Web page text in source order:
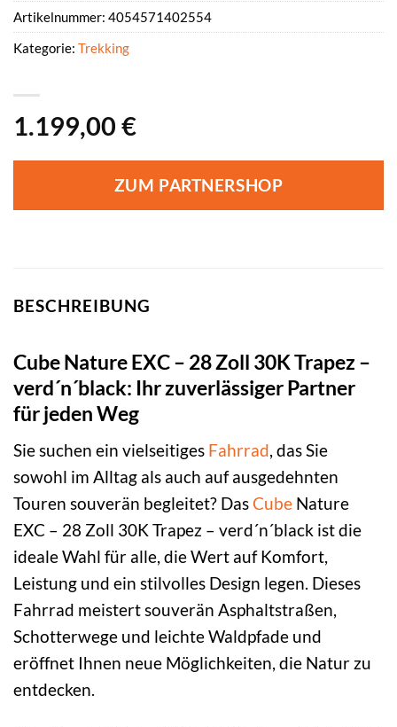
1.199,00 €
ZUM PARTNERSHOP
Artikelnummer: 4054571402554
Kategorie: Trekking
BESCHREIBUNG
Cube Nature EXC – 28 Zoll 30K Trapez –
verd´n´black: Ihr zuverlässiger Partner
für jeden Weg
Sie suchen ein vielseitiges Fahrrad, das Sie
sowohl im Alltag als auch auf ausgedehnten
Touren souverän begleitet? DasCube Nature
EXC – 28 Zoll 30K Trapez – verd´n´black ist die
ideale Wahl für alle, die Wert auf Komfort,
Leistung und ein stilvolles Design legen. Dieses
Fahrrad meistert souverän Asphaltstraßen,
Schotterwege und leichte Waldpfade und
eröffnet Ihnen neue Möglichkeiten, die Natur zu
entdecken.